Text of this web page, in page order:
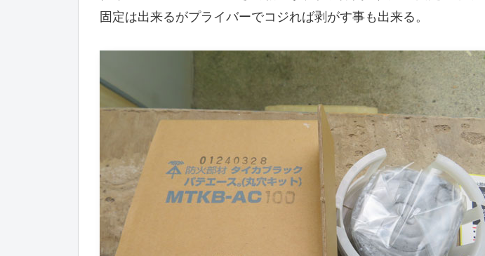
固定は出来るがプライバーでコジれば剥がす事も出来る。